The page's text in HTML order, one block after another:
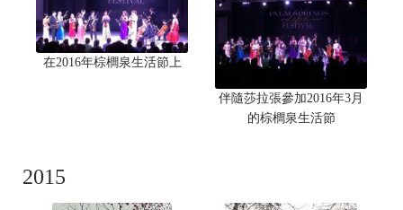
在2016年棕櫚泉生活節上
伴隨莎拉張參加2016年3月
的棕櫚泉生活節
2015